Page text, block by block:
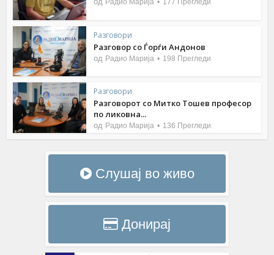
Радио Марија 177 Прегледи
Разговори
Разговор со Ѓорѓи Андонов
од Радио Марија 198 Прегледи
Разговори
Разговорот со Митко Тошев професор
по ликовна...
од Радио Марија 136 Прегледи
Слушај во живо
Донирај